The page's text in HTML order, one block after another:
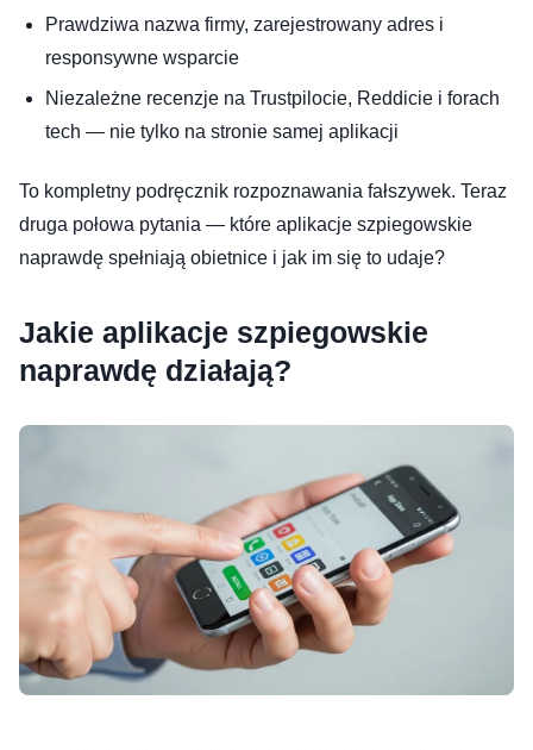
Prawdziwa nazwa firmy, zarejestrowany adres i
responsywne wsparcie
Niezależne recenzje na Trustpilocie, Reddicie i forach
tech — nie tylko na stronie samej aplikacji
To kompletny podręcznik rozpoznawania fałszywek. Teraz
druga połowa pytania — które aplikacje szpiegowskie
naprawdę spełniają obietnice i jak im się to udaje?
Jakie aplikacje szpiegowskie
naprawdę działają?